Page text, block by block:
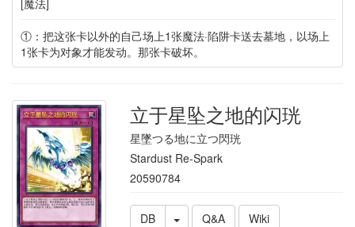
①：把这张卡以外的自己场上1张魔法·陷阱卡送去墓地，以场上
1张卡为对象才能发动。那张卡破坏。
立于星坠之地的闪珖
星墜つる地に立つ閃珖
Stardust Re-Spark
20590784
DB Q&A
Wiki